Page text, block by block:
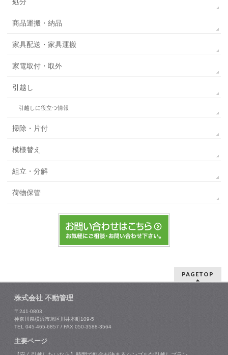
処分
商品運搬・納品
家具配送・家具運搬
家電取付・取外
引越し
引越しに役立つ情報
掃除・片付
模様替え
組立・分解
荷物保管
PAGETOP
株式会社 不動管理
〒241-0803
神奈川県横浜市旭区川井本町109-5
TEL 045-465-6857 / FAX 050-3588-3564
主要ページ